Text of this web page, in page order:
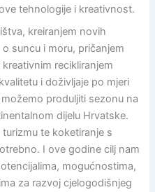
tehnologije i kreativnost.
kreiranjem novih
suncu i moru, pričanjem
recikliranjem
i doživljaje po mjeri
produljiti sezonu na
dijelu Hrvatske.
te koketiranje s
I ove godine cilj nam
mogućnostima,
za razvoj cjelogodišnjeg